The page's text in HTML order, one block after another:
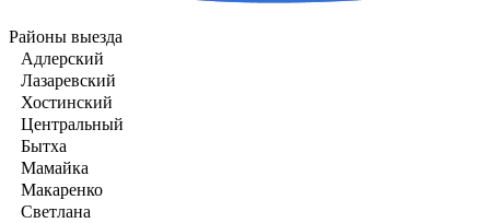
Районы выезда
Адлерский
Лазаревский
Хостинский
Центральный
Бытха
Мамайка
Макаренко
Светлана